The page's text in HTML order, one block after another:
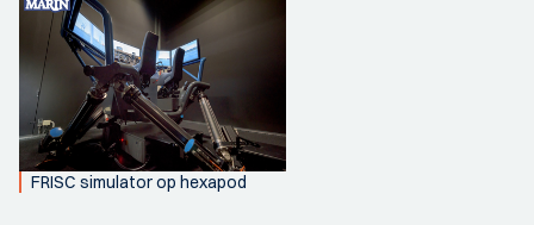
FRISC simulator op hexapod